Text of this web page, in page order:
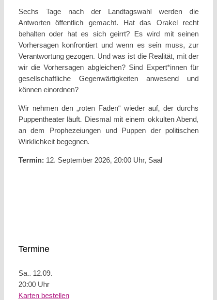
Sechs Tage nach der Landtagswahl werden die
Antworten öffentlich gemacht. Hat das Orakel recht
behalten oder hat es sich geirrt? Es wird mit seinen
Vorhersagen konfrontiert und wenn es sein muss, zur
Verantwortung gezogen. Und was ist die Realität, mit der
wir die Vorhersagen abgleichen? Sind Expert*innen für
gesellschaftliche Gegenwärtigkeiten anwesend und
können einordnen?
Wir nehmen den „roten Faden“ wieder auf, der durchs
Puppentheater läuft. Diesmal mit einem okkulten Abend,
an dem Prophezeiungen und Puppen der politischen
Wirklichkeit begegnen.
Termin: 12. September 2026, 20:00 Uhr, Saal
Termine
Sa.. 12.09.
20:00 Uhr
Karten bestellen